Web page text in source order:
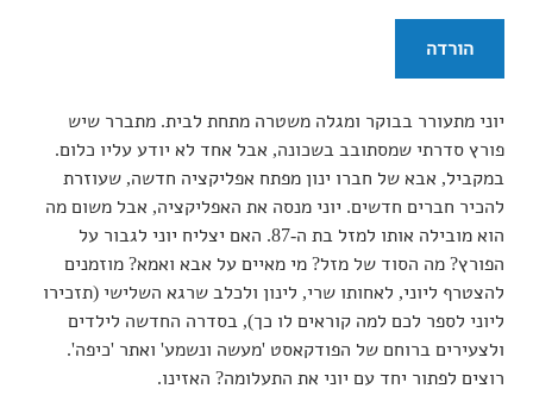
הורדה
יוני מתעורר בבוקר ומגלה משטרה מתחת לבית. מתברר שיש
פורץ סדרתי שמסתובב בשכונה, אבל אחד לא יודע עליו כלום.
במקביל, אבא של חברו ינון מפתח אפליקציה חדשה, שעוזרת
להכיר חברים חדשים. יוני מנסה את האפליקציה, אבל משום מה
הוא מובילה אותו למזל בת ה-87. האם יצליח יוני לגבור על
הפורץ? מה הסוד של מזל? מי מאיים על אבא ואמא? מוזמנים
להצטרף ליוני, לאחותו שרי, לינון ולכלב שרגא השלישי (תזכירו
ליוני לספר לכם למה קוראים לו כך), בסדרה החדשה לילדים
ולצעירים ברוחם של הפודקאסט 'מעשה ונשמע' ואתר 'כיפה'.
רוצים לפתור יחד עם יוני את התעלומה? האזינו.